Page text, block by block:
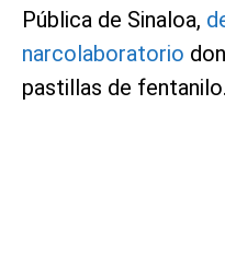
Pública de Sinaloa,
narcolaboratorio
pastillas de fentanilo.